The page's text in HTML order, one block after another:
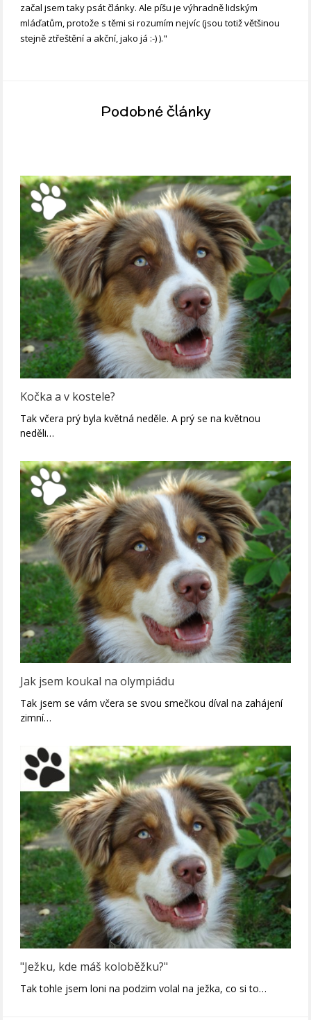
začal jsem taky psát články. Ale píšu je výhradně lidským
mláďatům, protože s těmi si rozumím nejvíc (jsou totiž většinou
stejně ztřeštění a akční, jako já :-) )."
Podobné články
Kočka a v kostele?
Tak včera prý byla květná neděle. A prý se na květnou
neděli…
Jak jsem koukal na olympiádu
Tak jsem se vám včera se svou smečkou díval na zahájení
zimní…
"Ježku, kde máš koloběžku?"
Tak tohle jsem loni na podzim volal na ježka, co si to…